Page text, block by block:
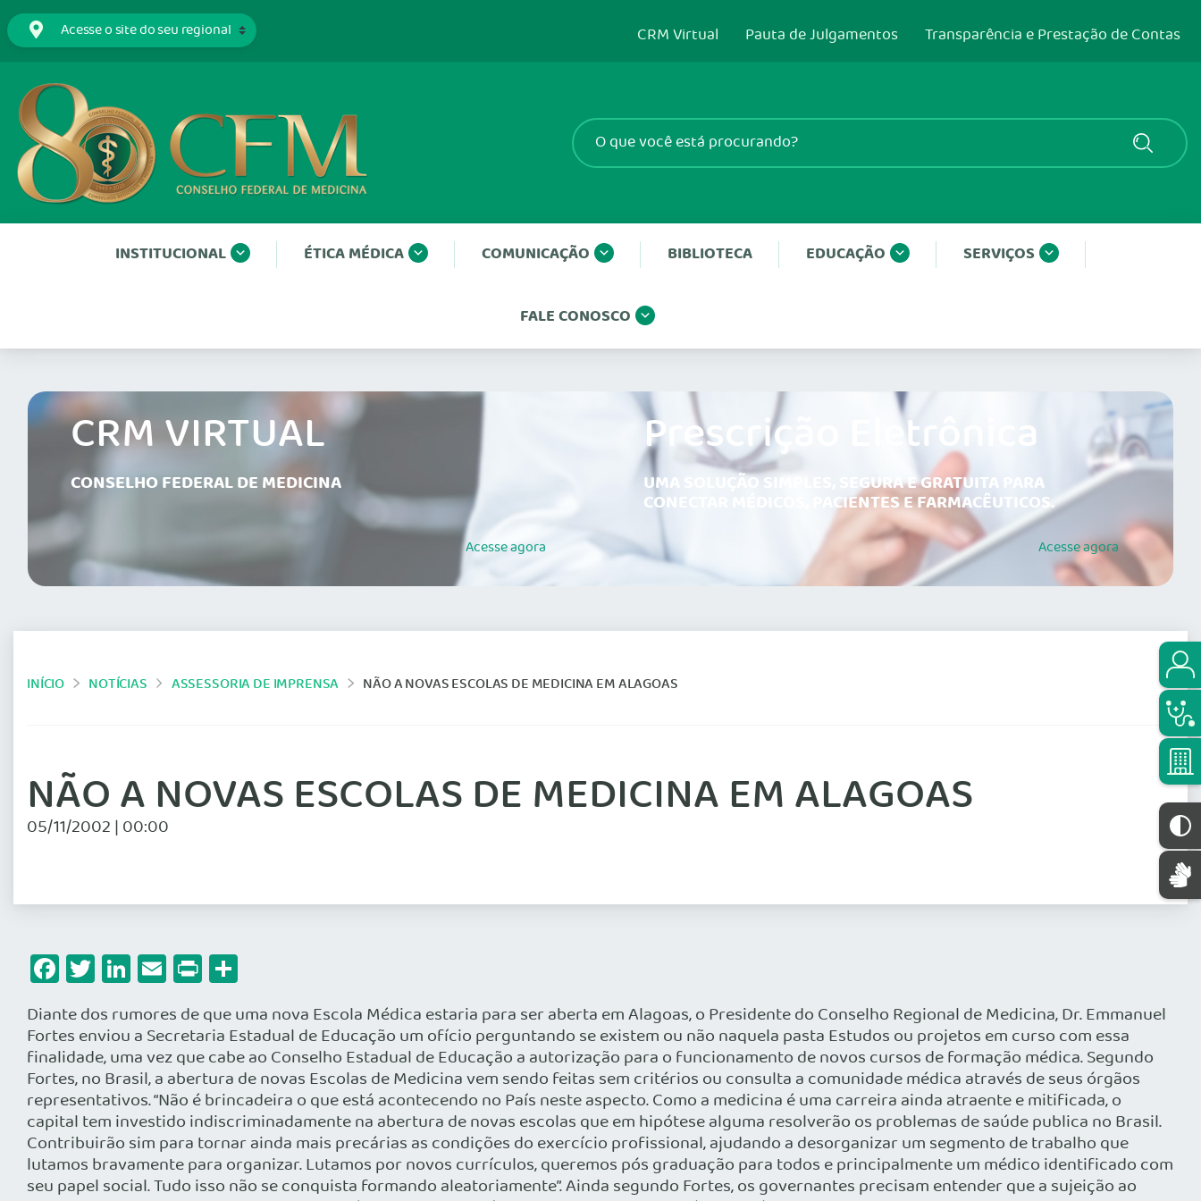
CRM Virtual Pauta de Julgamentos Transparência e Prestação de Contas
INSTITUCIONAL ÉTICA MÉDICA COMUNICAÇÃO BIBLIOTECA EDUCAÇÃO SERVIÇOS
FALE CONOSCO
CRM VIRTUAL
CONSELHO FEDERAL DE MEDICINA
Acesseagora
Prescrição Eletrônica
UMA SOLUÇÃO SIMPLES, SEGURA E GRATUITA PARA
CONECTAR MÉDICOS, PACIENTES E FARMACÊUTICOS.
Acesseagora
INÍCIO NOTÍCIAS ASSESSORIA DE IMPRENSA NÃO A NOVAS ESCOLAS DE MEDICINA EM ALAGOAS
NÃO A NOVAS ESCOLAS DE MEDICINA EM ALAGOAS
05/11/2002 | 00:00
Facebook
Twitter
LinkedIn
Email
Print
Diante dos rumores de que uma nova Escola Médica estaria para ser aberta em Alagoas, o Presidente do Conselho Regional de Medicina, Dr. Emmanuel
Fortes enviou a Secretaria Estadual de Educação um ofício perguntando se existem ou não naquela pasta Estudos ou projetos em curso com essa
finalidade, uma vez que cabe ao Conselho Estadual de Educação a autorização para o funcionamento de novos cursos de formação médica. Segundo
Fortes, no Brasil, a abertura de novas Escolas de Medicina vem sendo feitas sem critérios ou consulta a comunidade médica através de seus órgãos
representativos. “Não é brincadeira o que está acontecendo no País neste aspecto. Como a medicina é uma carreira ainda atraente e mitificada, o
capital tem investido indiscriminadamente na abertura de novas escolas que em hipótese alguma resolverão os problemas de saúde publica no Brasil.
Contribuirão sim para tornar ainda mais precárias as condições do exercício profissional, ajudando a desorganizar um segmento de trabalho que
lutamos bravamente para organizar. Lutamos por novos currículos, queremos pós graduação para todos e principalmente um médico identificado com
seu papel social. Tudo isso não se conquista formando aleatoriamente”. Ainda segundo Fortes, os governantes precisam entender que a sujeição ao